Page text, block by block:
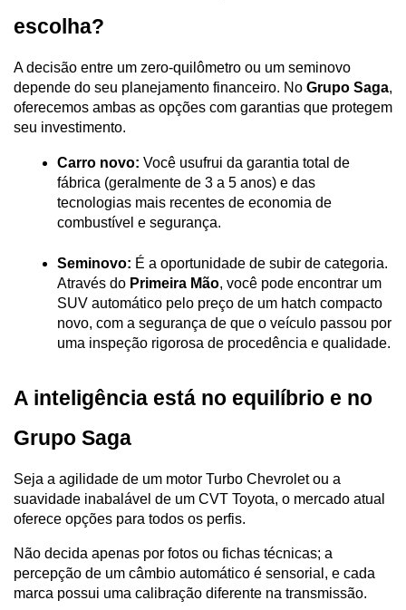
escolha?
A decisão entre um zero-quilômetro ou um seminovo
depende do seu planejamento financeiro. No Grupo Saga,
oferecemos ambas as opções com garantias que protegem
seu investimento.
Carro novo: Você usufrui da garantia total de
fábrica (geralmente de 3 a 5 anos) e das
tecnologias mais recentes de economia de
combustível e segurança.
Seminovo: É a oportunidade de subir de categoria.
Através do Primeira Mão, você pode encontrar um
SUV automático pelo preço de um hatch compacto
novo, com a segurança de que o veículo passou por
uma inspeção rigorosa de procedência e qualidade.
A inteligência está no equilíbrio e no
Grupo Saga
Seja a agilidade de um motor Turbo Chevrolet ou a
suavidade inabalável de um CVT Toyota, o mercado atual
oferece opções para todos os perfis.
Não decida apenas por fotos ou fichas técnicas; a
percepção de um câmbio automático é sensorial, e cada
marca possui uma calibração diferente na transmissão.